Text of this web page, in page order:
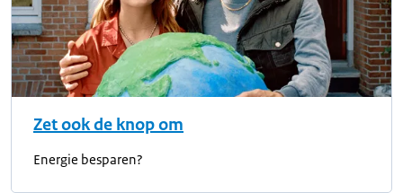
Zet ook de knop om
Energie besparen?